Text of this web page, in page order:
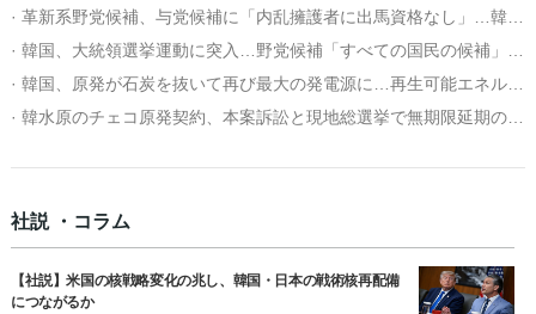
· 革新系野党候補、与党候補に「内乱擁護者に出馬資格なし」…韓国大統領候補討論で一喝
· 韓国、大統領選挙運動に突入…野党候補「すべての国民の候補」与党候補「市場大統領」
· 韓国、原発が石炭を抜いて再び最大の発電源に…再生可能エネルギーは初の１０％突破
· 韓水原のチェコ原発契約、本案訴訟と現地総選挙で無期限延期の可能性も
社説 ・コラム
【社説】米国の核戦略変化の兆し、韓国・日本の戦術核再配備
につながるか